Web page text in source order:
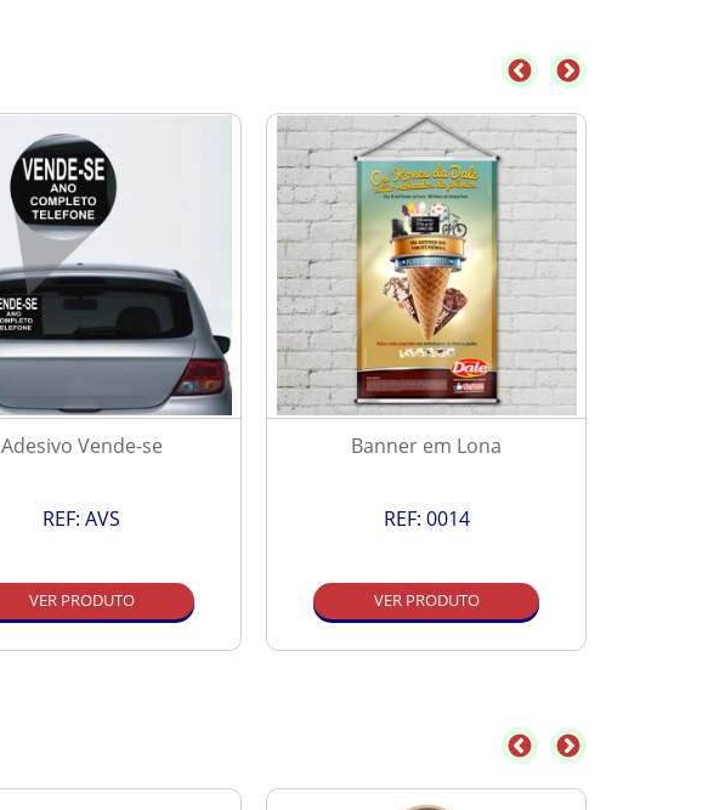
Adesivo Vende-se
REF: AVS
VER PRODUTO
Banner em Lona
REF: 0014
VER PRODUTO